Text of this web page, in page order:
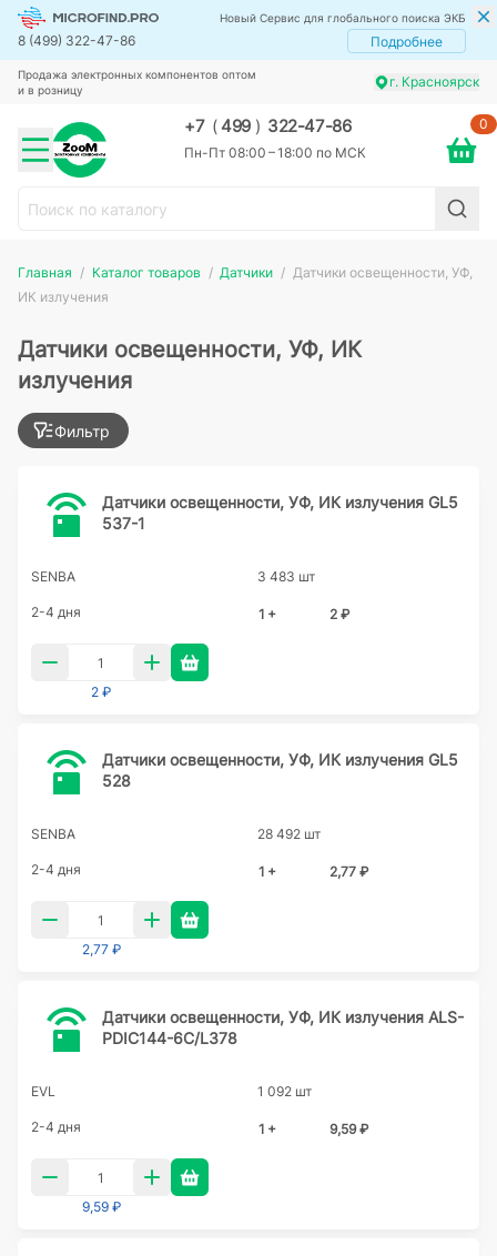
Новый Сервис для глобального поиска ЭКБ
8 (499) 322-47-86 Подробнее
Продажа электронных компонентов оптом
и в розницу
г. Красноярск
+7 (499 ) 322-47-86
Пн-Пт 08:00 – 18:00 по МСК
0
Главная Каталог товаров Датчики
Датчики освещенности, УФ,
ИК излучения
Датчики освещенности, УФ, ИК
излучения
Фильтр
Датчики освещенности, УФ, ИК излучения GL5
537-1
SENBA 3 483 шт
2-4 дня 1 + 2 ₽
2 ₽
Датчики освещенности, УФ, ИК излучения GL5
528
SENBA 28 492 шт
2-4 дня 1 + 2,77 ₽
2,77 ₽
Датчики освещенности, УФ, ИК излучения ALS-
PDIC144-6C/L378
EVL 1 092 шт
2-4 дня 1 + 9,59 ₽
9,59 ₽